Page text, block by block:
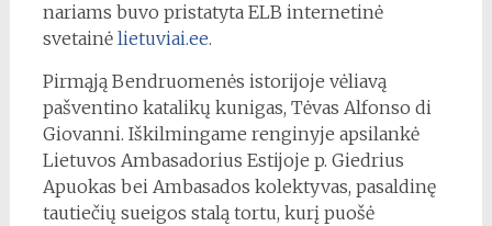
nariams buvo pristatyta ELB internetinė
svetainė lietuviai.ee.
Pirmąją Bendruomenės istorijoje vėliavą
pašventino katalikų kunigas, Tėvas Alfonso di
Giovanni. Iškilmingame renginyje apsilankė
Lietuvos Ambasadorius Estijoje p. Giedrius
Apuokas bei Ambasados kolektyvas, pasaldinę
tautiečių sueigos stalą tortu, kurį puošė